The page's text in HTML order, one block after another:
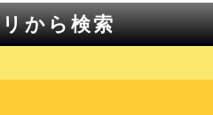
から検索